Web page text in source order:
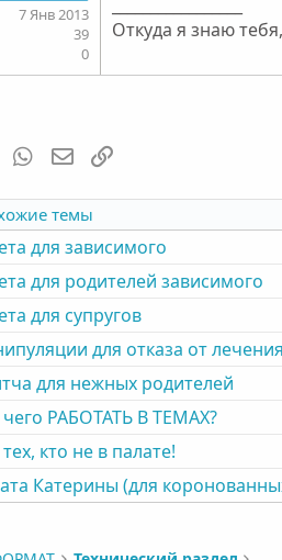
7 Янв 2013
39
0
Откуда я знаю
WhatsAppЭлектронная почта
темы
для зависимого
для родителей зависимого
для супругов
для отказа от
для нежных родителей
РАБОТАТЬ В ТЕМАХ?
кто не в палате!
Катерины (для